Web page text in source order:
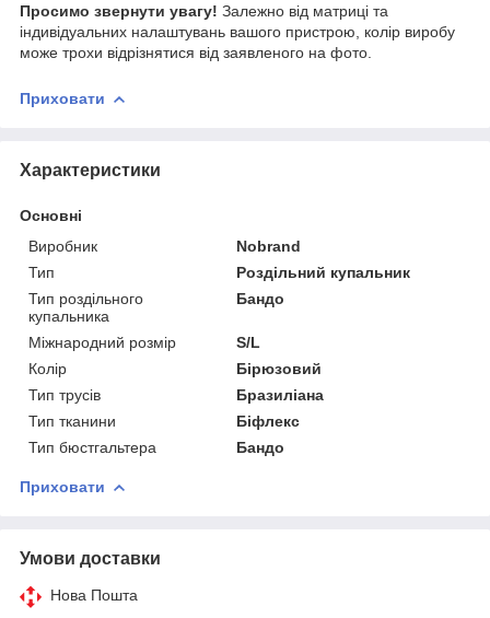
Просимо звернути увагу! Залежно від матриці та
індивідуальних налаштувань вашого пристрою, колір виробу
може трохи відрізнятися від заявленого на фото.
Приховати
Характеристики
Основні
Виробник
Nobrand
Тип
Роздільний купальник
Тип роздільного
купальника
Бандо
Міжнародний розмір
S/L
Колір
Бірюзовий
Тип трусів
Бразиліана
Тип тканини
Біфлекс
Тип бюстгальтера
Бандо
Приховати
Умови доставки
Нова Пошта